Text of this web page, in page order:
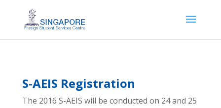
S-AEIS Registration
The 2016 S-AEIS will be conducted on 24 and 25